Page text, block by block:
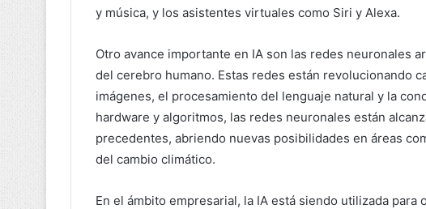
y música, y los asistentes virtuales como Siri y Alexa.
Otro avance importante en IA son las redes neuronales
del cerebro humano. Estas redes están revolucionando
imágenes, el procesamiento del lenguaje natural y la
hardware y algoritmos, las redes neuronales están
precedentes, abriendo nuevas posibilidades en áreas
del cambio climático.
En el ámbito empresarial, la IA está siendo utilizada